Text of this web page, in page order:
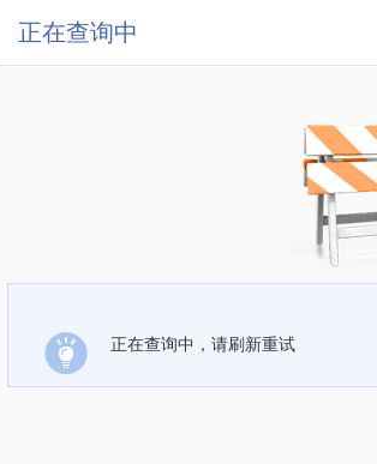
正在查询中
正在查询中，请刷新重试